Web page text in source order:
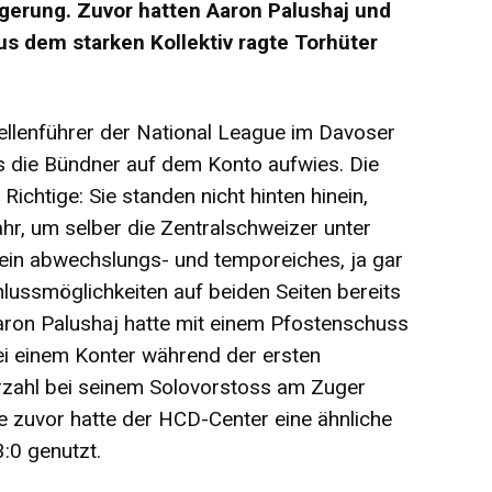
Zuvor hatten Aaron Palushaj und
dem starken Kollektiv ragte Torhüter
der National League im Davoser
Bündner auf dem Konto aufwies. Die
Sie standen nicht hinten hinein,
um selber die Zentralschweizer unter
abwechslungs- und temporeiches, ja gar
auf beiden Seiten bereits
Palushaj hatte mit einem Pfostenschuss
einem Konter während der ersten
bei seinem Solovorstoss am Zuger
hatte der HCD-Center eine ähnliche
genutzt.